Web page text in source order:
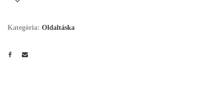
Kategória: Oldaltáska